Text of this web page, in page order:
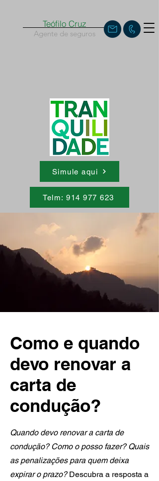
Teófilo Cruz
Agente de seguros
Simule aqui
Telm: 914 977 623
Como e quando
devo renovar a
carta de
condução?
Quando devo renovar a carta de
condução? Como o posso fazer? Quais
as penalizações para quem deixa
expirar o prazo?Descubra a resposta a